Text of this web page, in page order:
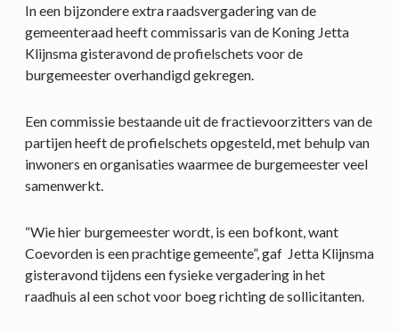
In een bijzondere extra raadsvergadering van de
gemeenteraad heeft commissaris van de Koning Jetta
Klijnsma gisteravond de profielschets voor de
burgemeester overhandigd gekregen.
Een commissie bestaande uit de fractievoorzitters van de
partijen heeft de profielschets opgesteld, met behulp van
inwoners en organisaties waarmee de burgemeester veel
samenwerkt.
“Wie hier burgemeester wordt, is een bofkont, want
Coevorden is een prachtige gemeente”, gaf Jetta Klijnsma
gisteravond tijdens een fysieke vergadering in het
raadhuis al een schot voor boeg richting de sollicitanten.